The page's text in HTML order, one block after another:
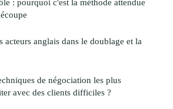
acteurs anglais dans le doublage et la
de négociation les plus
avec des clients difficiles ?